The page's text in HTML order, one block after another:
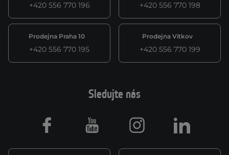
+420 556 770 196 +420 556 770 198
Prodejna Praha 10
+420 556 770 195
Prodejna Vítkov
+420 556 770 199
Sledujte nás
Facebook Youtube Instagram LinkedIn